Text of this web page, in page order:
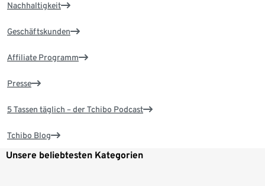
Nachhaltigkeit
Geschäftskunden
Affiliate Programm
Presse
5 Tassen täglich – der Tchibo Podcast
Tchibo Blog
Unsere beliebtesten Kategorien